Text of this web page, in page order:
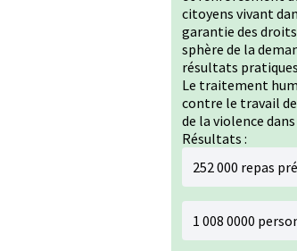
citoyens vivant
garantie des
sphère de la
résultats
Le traitement
contre le travail
de la violence
Résultats :
252 000 repas
1 008 0000